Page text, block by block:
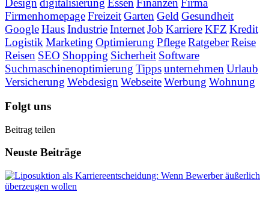
Designdigitalisierung EssenFinanzenFirma
FirmenhomepageFreizeitGartenGeldGesundheit
GoogleHausIndustrieInternetJob KarriereKFZ Kredit
LogistikMarketing Optimierung PflegeRatgeberReise
Reisen SEO Shopping Sicherheit Software
Suchmaschinenoptimierung TippsunternehmenUrlaub
Versicherung WebdesignWebseiteWerbung Wohnung
Folgt uns
Beitrag teilen
Neuste Beiträge